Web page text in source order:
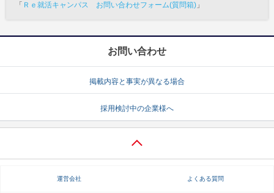
「 Ｒｅ就活キャンパス お問い合わせフォーム(質問箱) 」
お問い合わせ
掲載内容と事実が異なる場合
採用検討中の企業様へ
運営会社 よくある質問